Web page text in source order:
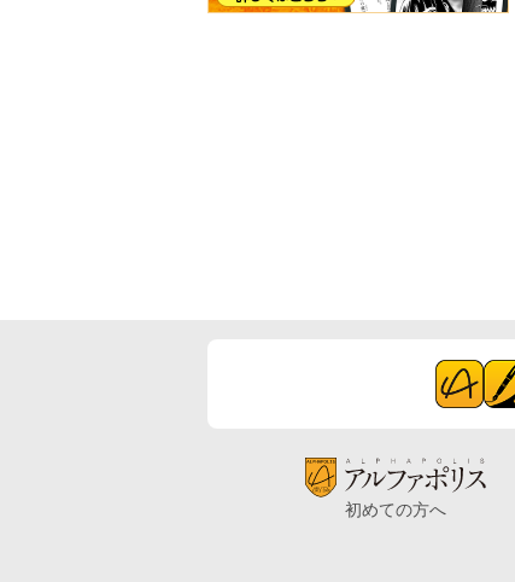
初めての方へ